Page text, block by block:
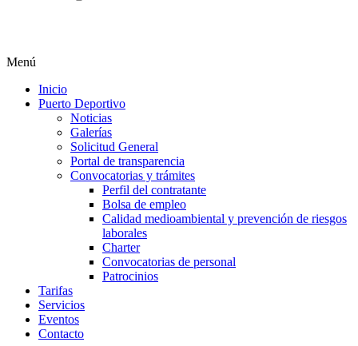
Menú
Inicio
Puerto Deportivo
Noticias
Galerías
Solicitud General
Portal de transparencia
Convocatorias y trámites
Perfil del contratante
Bolsa de empleo
Calidad medioambiental y prevención de riesgos
laborales
Charter
Convocatorias de personal
Patrocinios
Tarifas
Servicios
Eventos
Contacto